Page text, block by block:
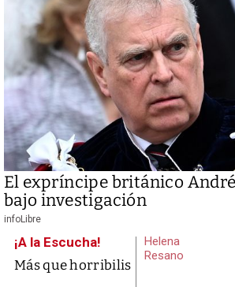
El expríncipe británico
bajo investigación
infoLibre
¡A la Escucha!
Más que horribilis
Helena
Resano